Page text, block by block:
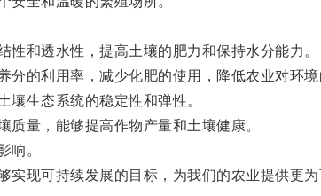
和透水性，提高土壤的肥力和保持水分能力。
的利用率，减少化肥的使用，降低农业对环境
生态系统的稳定性和弹性。
量，能够提高作物产量和土壤健康。
响。
可持续发展的目标，为我们的农业提供更为